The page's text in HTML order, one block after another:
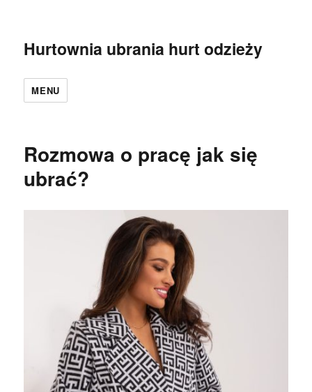
Hurtownia ubrania hurt odzieży
MENU
Rozmowa o pracę jak się
ubrać?